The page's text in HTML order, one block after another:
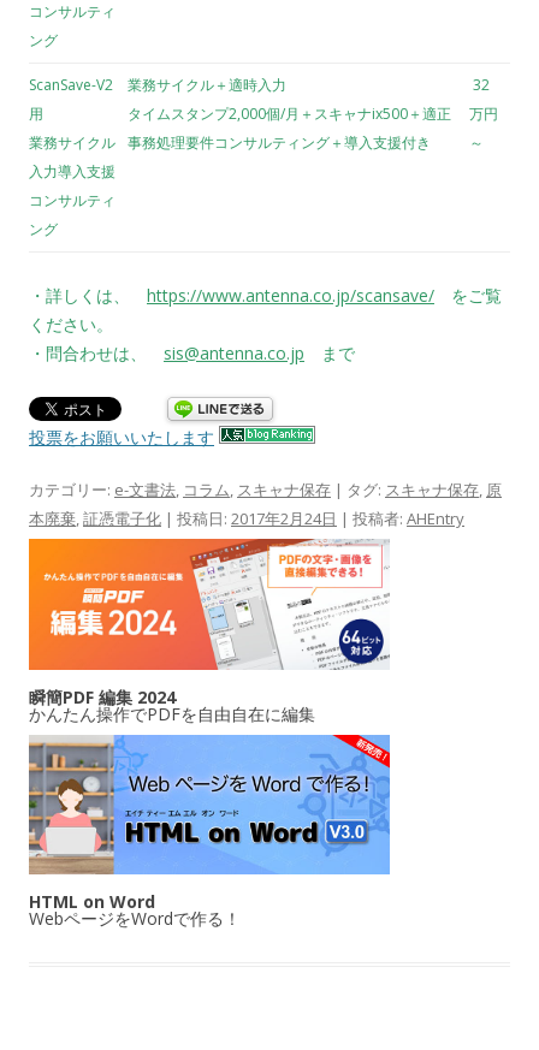
コンサルティ
ング
ScanSave-V2
用
業務サイクル
入力導入支援
コンサルティ
ング
業務サイクル＋適時入力
タイムスタンプ2,000個/月＋スキャナix500＋適正
事務処理要件コンサルティング＋導入支援付き
32
万円
～
・詳しくは、 https://www.antenna.co.jp/scansave/ をご覧
ください。
・問合わせは、 sis@antenna.co.jp まで
投票をお願いいたします
カテゴリー: e-文書法, コラム, スキャナ保存 | タグ: スキャナ保存, 原
本廃棄,証憑電子化 | 投稿日: 2017年2月24日 | 投稿者: AHEntry
瞬簡PDF 編集 2024
かんたん操作でPDFを自由自在に編集
HTML on Word
WebページをWordで作る！